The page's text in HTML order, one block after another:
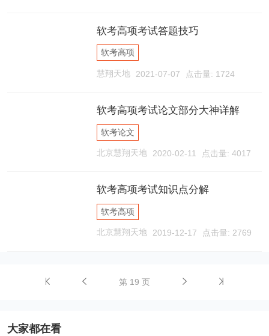
软考高项考试答题技巧
软考高项
慧翔天地 2021-07-07 点击量: 1724
软考高项考试论文部分大神详解
软考论文
北京慧翔天地 2020-02-11 点击量: 4017
软考高项考试知识点分解
软考高项
北京慧翔天地 2019-12-17 点击量: 2769
第 19 页
大家都在看